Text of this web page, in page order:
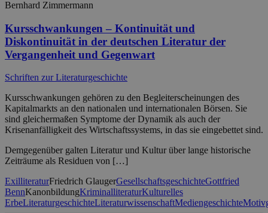
Bernhard Zimmermann
Kursschwankungen – Kontinuität und
Diskontinuität in der deutschen Literatur der
Vergangenheit und Gegenwart
Schriften zur Literaturgeschichte
Kursschwankungen gehören zu den Begleiterscheinungen des
Kapitalmarkts an den nationalen und internationalen Börsen. Sie
sind gleichermaßen Symptome der Dynamik als auch der
Krisenanfälligkeit des Wirtschaftssystems, in das sie eingebettet sind.
Demgegenüber galten Literatur und Kultur über lange historische
Zeiträume als Residuen von […]
ExilliteraturFriedrich GlaugerGesellschaftsgeschichteGottfried
BennKanonbildungKriminalliteraturKulturelles
ErbeLiteraturgeschichteLiteraturwissenschaftMediengeschichte